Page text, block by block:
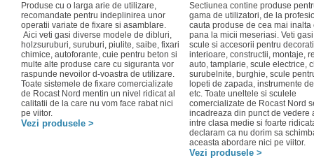
Produse cu o larga arie de utilizare,
recomandate pentru indeplinirea unor
operatii variate de fixare si asamblare.
Aici veti gasi diverse modele de dibluri,
holzsuruburi, suruburi, piulite, saibe, fixari
chimice, autoforante, cuie pentru beton si
multe alte produse care cu siguranta vor
raspunde nevoilor d-voastra de utilizare.
Toate sistemele de fixare comercializate
de Rocast Nord mentin un nivel ridicat al
calitatii de la care nu vom face rabat nici
pe viitor.
Vezi produsele >
Sectiunea contine produse
gama de utilizatori, de la
cauta produse de cea mai inalta
pana la micii meseriasi. Veti
scule si accesorii pentru
interioare, constructii, montaje,
auto, tamplarie, scule electrice,
surubelnite, burghie, scule
lopeti de zapada, instrumente
etc. Toate uneltele si sculele
comercializate de Rocast Nord
incadreaza din punct de vedere
intre clasa medie si foarte
declaram ca nu dorim sa
aceasta abordare nici pe viitor.
Vezi produsele >